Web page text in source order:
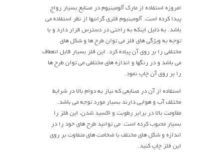
امروزه استفاده از مارک آلومینیوم در صنایع بسیار رواج
پیدا کرده است. آلومینیوم فلزی گرانبها از نظر استفاده می
باشد. به دلیل اینکه به راحتی در دسترس قرار دارد و با
توجه به ویژگی های فلز می توان طرح ها و شکل های
مختلفی را بر روی آن پیاده کرد. این فلز بسیار قابل انعطاف
می باشد و در رنگها و اندازه های مختلفی می توان طرح ها
را بر روی آن چاپ نمود.
استفاده از آن در صنایعی که نیاز به دوام بالا در شرایط
مختلف آب و هوایی دارند بسیار مورد توجه می باشد.
مقاومت بالا در برابر رطوبت و اکسید شدن، این فلز را
بسیار محبوب کرده است. می توانید طرح های خود را در
اندازه و شکل های مختلف با ضخامت های متفاوت بر روی
این فلز چاپ کنید.